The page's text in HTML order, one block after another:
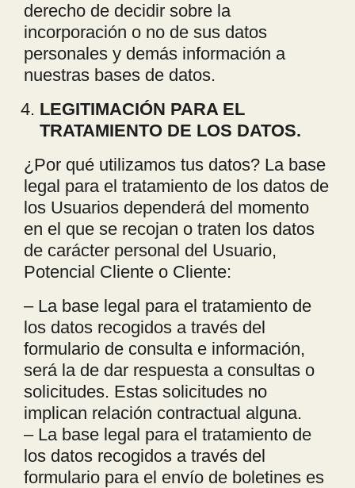
derecho de decidir sobre la
incorporación o no de sus datos
personales y demás información a
nuestras bases de datos.
LEGITIMACIÓN PARA EL
TRATAMIENTO DE LOS DATOS.
¿Por qué utilizamos tus datos? La base
legal para el tratamiento de los datos de
los Usuarios dependerá del momento
en el que se recojan o traten los datos
de carácter personal del Usuario,
Potencial Cliente o Cliente:
– La base legal para el tratamiento de
los datos recogidos a través del
formulario de consulta e información,
será la de dar respuesta a consultas o
solicitudes. Estas solicitudes no
implican relación contractual alguna.
– La base legal para el tratamiento de
los datos recogidos a través del
formulario para el envío de boletines es